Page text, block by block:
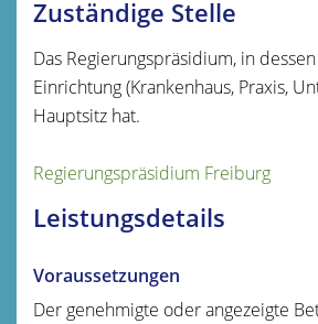
Zuständige Stelle
Das Regierungspräsidium, in
Einrichtung (Krankenhaus, Praxis,
Hauptsitz hat.
Regierungspräsidium Freiburg
Leistungsdetails
Voraussetzungen
Der genehmigte oder angezeigte